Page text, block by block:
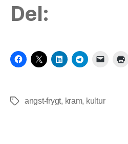
Del:
Tagsangst-frygt, kram, kultur